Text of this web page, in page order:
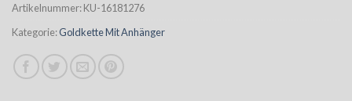
Artikelnummer:KU-16181276
Kategorie:Goldkette Mit Anhänger